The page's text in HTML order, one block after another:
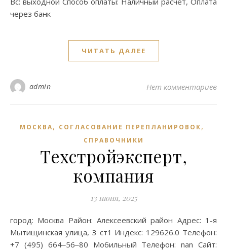
через банк
ЧИТАТЬ ДАЛЕЕ
admin Нет комментариев
МОСКВА, СОГЛАСОВАНИЕ ПЕРЕПЛАНИРОВОК,
СПРАВОЧНИКИ
Техстройэксперт,
компания
13 июня, 2025
город: Москва Район: Алексеевский район Адрес: 1-я
Мытищинская улица, 3 ст1 Индекс: 129626.0 Телефон:
+7 (495) 664‒56‒80 Мобильный Телефон: nan Сайт: